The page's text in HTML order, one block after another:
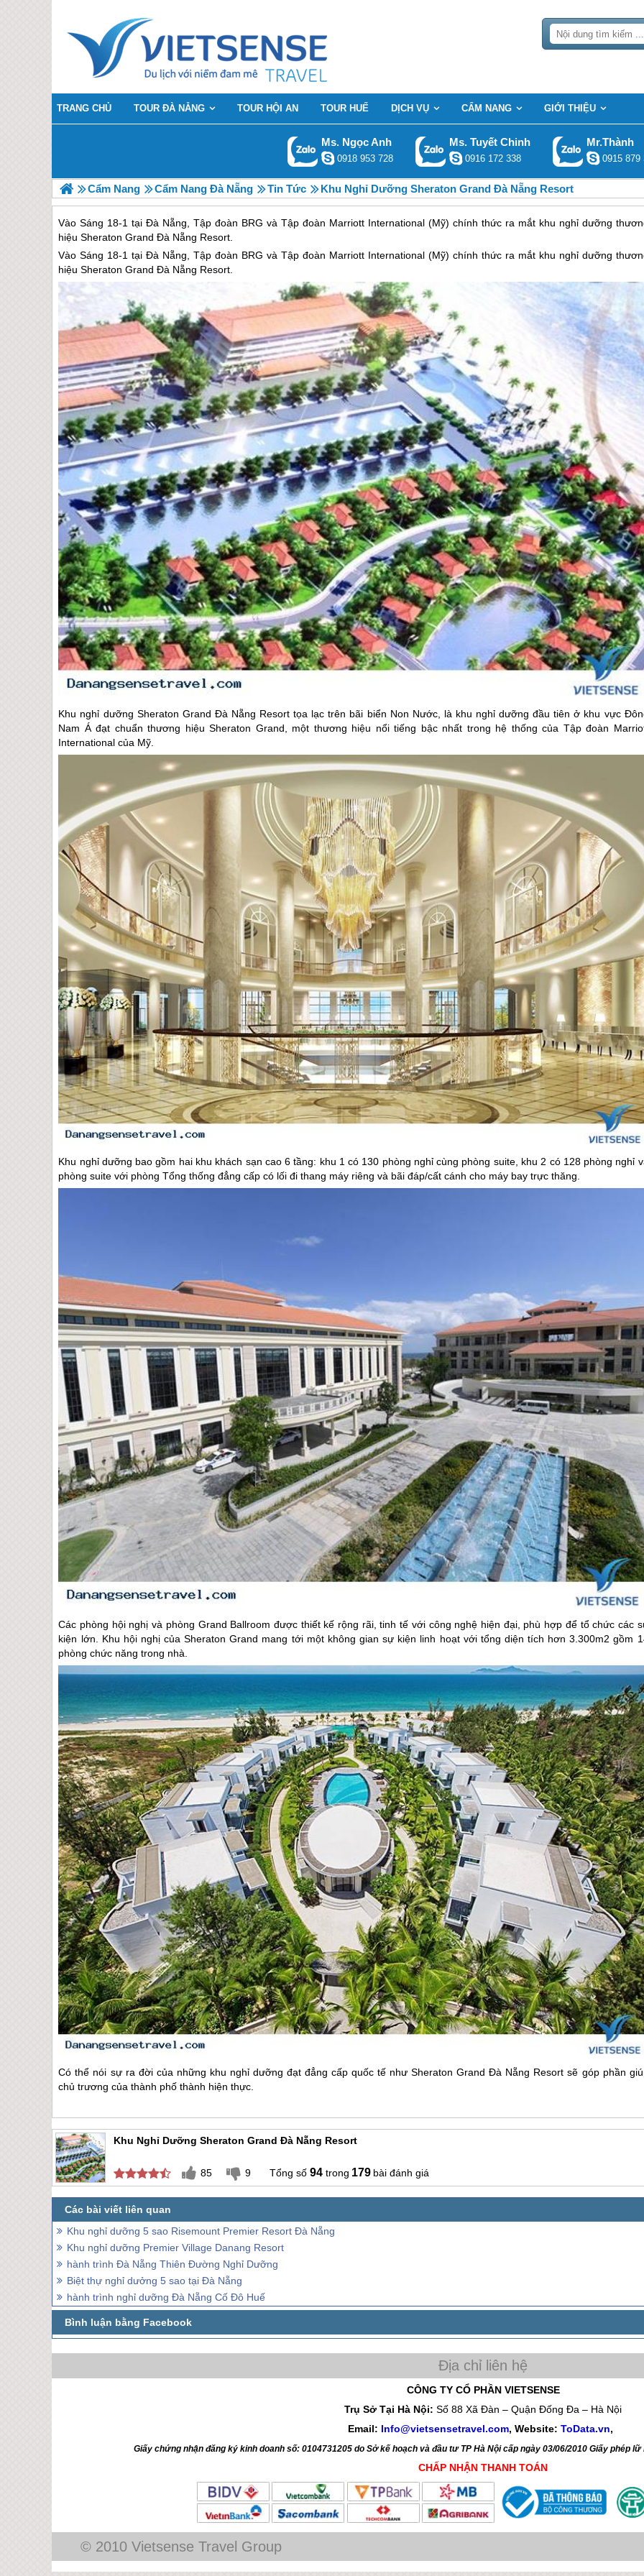
TRANG CHỦ TOUR ĐÀ NẴNG TOUR HỘI AN TOUR HUẾ DỊCH VỤ CẨM NANG GIỚI THIỆU
Ms. Ngọc Anh
0918 953 728
Ms. Tuyết Chinh
0916 172 338
Mr.Thành
0915 879
Cẩm Nang Cẩm Nang Đà Nẵng Tin Tức Khu Nghỉ Dưỡng Sheraton Grand Đà Nẵng Resort
Vào Sáng 18-1 tại Đà Nẵng, Tập đoàn BRG và Tập đoàn Marriott International (Mỹ) chính thức ra mắt khu nghỉ dưỡng
hiệu Sheraton Grand Đà Nẵng Resort.
Vào Sáng 18-1 tạiĐà Nẵng, Tập đoàn BRG và Tập đoàn Marriott International (Mỹ) chính thức ra mắt khu nghỉ dưỡng
hiệu Sheraton GrandĐà Nẵng Resort.
Khu nghỉ dưỡng Sheraton Grand Đà Nẵng Resort tọa lạc trên bãi biển Non Nước, là khu nghỉ dưỡng đầu tiên ở khu vực
Nam Á đạt chuẩn thương hiệu Sheraton Grand, một thương hiệu nổi tiếng bậc nhất trong hệ thống của Tập đoàn
International của Mỹ.
Khu nghỉ dưỡng bao gồm hai khu khách sạn cao 6 tầng: khu 1 có 130 phòng nghỉ cùng phòng suite, khu 2 có 128 phòng nghỉ
phòng suite với phòng Tổng thống đẳng cấp có lối đi thang máy riêng và bãi đáp/cất cánh cho máy bay trực thăng.
Các phòng hội nghị và phòng Grand Ballroom được thiết kế rộng rãi, tinh tế với công nghệ hiện đại, phù hợp để tổ chức các
kiện lớn. Khu hội nghị của Sheraton Grand mang tới một không gian sự kiện linh hoạt với tổng diện tích hơn 3.300m2 gồm
phòng chức năng trong nhà.
Có thể nói sự ra đời của những khu nghỉ dưỡng đạt đẳng cấp quốc tế như Sheraton GrandĐà Nẵng Resort sẽ góp phần
chủ trương của thành phố thành hiện thực.
Khu Nghỉ Dưỡng Sheraton Grand Đà Nẵng Resort
85 9 94 179 bài đánh giá
Khu nghỉ dưỡng 5 sao Risemount Premier Resort Đà Nẵng
Khu nghỉ dưỡng Premier Village Danang Resort
hành trình Đà Nẵng Thiên Đường Nghỉ Dưỡng
Biệt thự nghỉ dưởng 5 sao tại Đà Nẵng
hành trình nghỉ dưỡng Đà Nẵng Cố Đô Huế
CÔNG TY CỔ PHẦN VIETSENSE
Trụ Sở Tại Hà Nội: Số 88 Xã Đàn – Quận Đống Đa – Hà Nội
Email: Info@vietsensetravel.com, Website: ToData.vn,
Giấy chứng nhận đăng ký kinh doanh số: 0104731205 do Sở kế hoạch và đầu tư TP Hà Nội cấp ngày 03/06/2010 Giấy phép lữ
CHẤP NHẬN THANH TOÁN
© 2010 Vietsense Travel Group